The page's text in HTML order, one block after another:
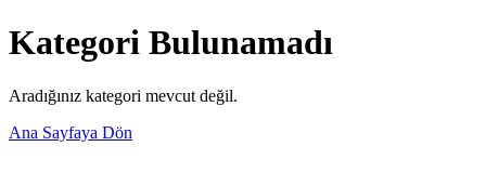
Kategori Bulunamadı
Aradığınız kategori mevcut değil.
Ana Sayfaya Dön